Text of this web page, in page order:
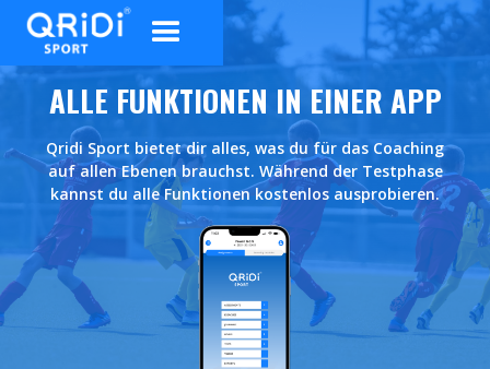
ALLE FUNKTIONEN IN EINER APP
Qridi Sport bietet dir alles, was du für das Coaching
auf allen Ebenen brauchst. Während der Testphase
kannst du alle Funktionen kostenlos ausprobieren.